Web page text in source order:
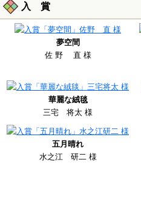
入 賞
夢空間
佐 野 直 様
華麗な絨毯
三宅 将太 様
五月晴れ
水之江 研二 様